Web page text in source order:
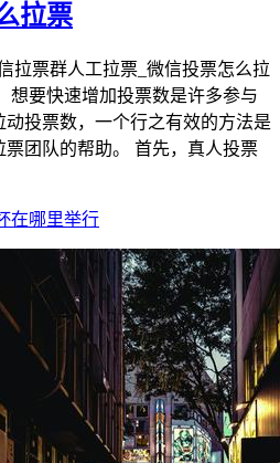
拉票
拉票群人工拉票_微信投票怎么拉
想要快速增加投票数是许多参与
投票数，一个行之有效的方法是
团队的帮助。 首先，真人投票
在哪里举行